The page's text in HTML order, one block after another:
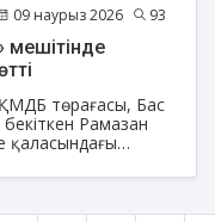
09 наурыз 2026 93
мешітінде
төрағасы, Бас
Рамазан
қаласындағы